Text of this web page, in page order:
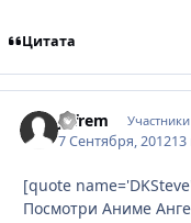
Цитата
Jefrem Участники
7 Сентября, 201213
[quote
Посмотри Аниме